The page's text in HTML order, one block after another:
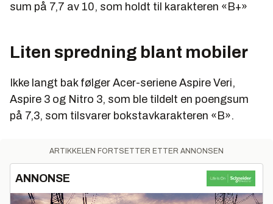
sum på 7,7 av 10, som holdt til karakteren «B+»
Liten spredning blant mobiler
Ikke langt bak følger Acer-seriene Aspire Veri,
Aspire 3 og Nitro 3, som ble tildelt en poengsum
på 7,3, som tilsvarer bokstavkarakteren «B».
ARTIKKELEN FORTSETTER ETTER ANNONSEN
ANNONSE